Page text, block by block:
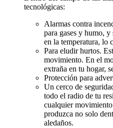
tecnológicas:
Alarmas contra
para gases y humo, y
en la temperatura, lo
Para eludir hurtos.
movimiento. En el
extraña en tu hogar,
Protección para
Un cerco de
todo el radio de tu
cualquier
produzca no solo
aledaños.